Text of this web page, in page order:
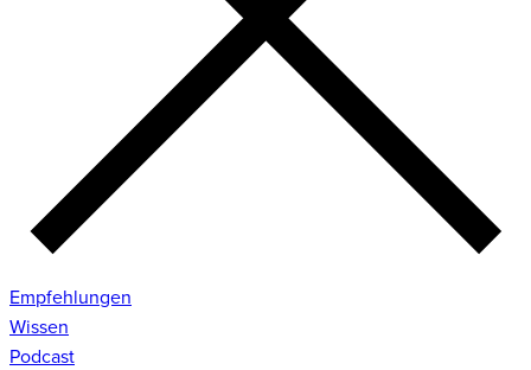
Empfehlungen
Wissen
Podcast